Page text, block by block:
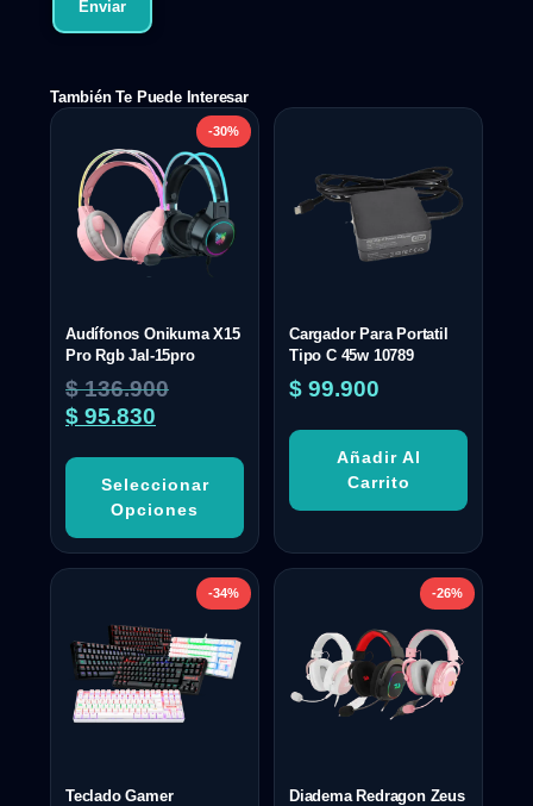
También Te Puede Interesar
-30%
Audífonos Onikuma X15
Pro Rgb Jal-15pro
$136.900
$ 95.830
Seleccionar
Opciones
Cargador Para Portatil
Tipo C 45w 10789
$ 99.900
Añadir Al
Carrito
-34%
Teclado Gamer
-26%
Diadema Redragon Zeus